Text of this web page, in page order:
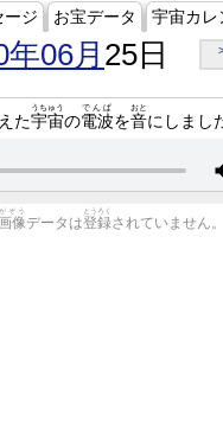
ージ お宝データ 宇宙カレ
年06月 25日
えた宇宙
うちゅう
の電波
でんぱ
を音
おと
にしまし
像
がぞう
データは登録
とうろく
されていません。